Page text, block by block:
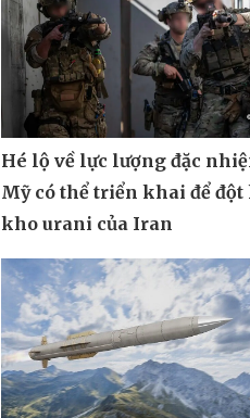
Hé lộ về lực lượng đặc
Mỹ có thể triển khai để
kho urani của Iran